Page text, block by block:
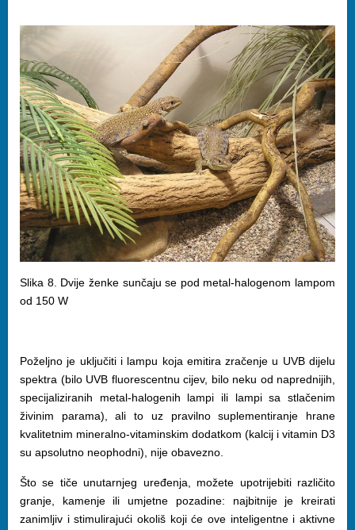
Slika 8. Dvije ženke sunčaju se pod metal-halogenom lampom
od 150 W
Poželjno je uključiti i lampu koja emitira zračenje u UVB dijelu
spektra (bilo UVB fluorescentnu cijev, bilo neku od naprednijih,
specijaliziranih metal-halogenih lampi ili lampi sa stlačenim
živinim parama), ali to uz pravilno suplementiranje hrane
kvalitetnim mineralno-vitaminskim dodatkom (kalcij i vitamin D3
su apsolutno neophodni), nije obavezno.
Što se tiče unutarnjeg uređenja, možete upotrijebiti različito
granje, kamenje ili umjetne pozadine: najbitnije je kreirati
zanimljiv i stimulirajući okoliš koji će ove inteligentne i aktivne